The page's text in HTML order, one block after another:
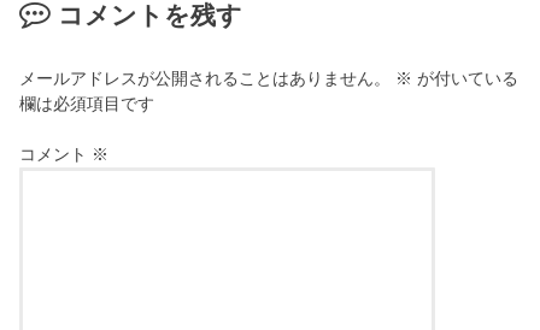
コメントを残す
メールアドレスが公開されることはありません。 ※ が付いている
欄は必須項目です
コメント ※